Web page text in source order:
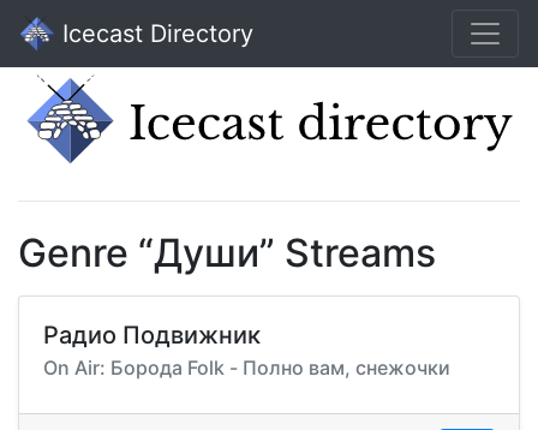
Icecast Directory
Genre “Души” Streams
Радио Подвижник
On Air: Борода Folk - Полно вам, снежочки